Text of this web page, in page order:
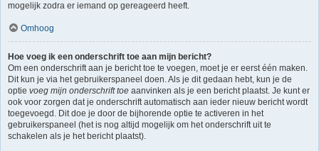
mogelijk zodra er iemand op gereageerd heeft.
Omhoog
Hoe voeg ik een onderschrift toe aan mijn bericht?
Om een onderschrift aan je bericht toe te voegen, moet je er eerst één maken.
Dit kun je via het gebruikerspaneel doen. Als je dit gedaan hebt, kun je de
optie voeg mijn onderschrift toe aanvinken als je een bericht plaatst. Je kunt er
ook voor zorgen dat je onderschrift automatisch aan ieder nieuw bericht wordt
toegevoegd. Dit doe je door de bijhorende optie te activeren in het
gebruikerspaneel (het is nog altijd mogelijk om het onderschrift uit te
schakelen als je het bericht plaatst).